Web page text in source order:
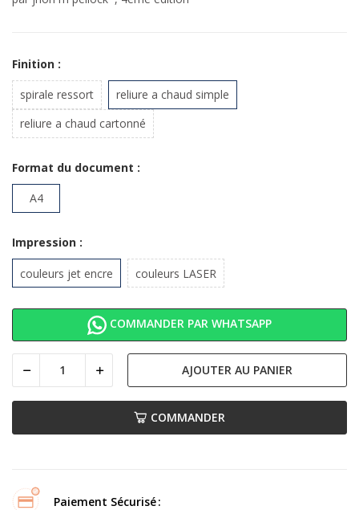
Finition :
spirale ressort
reliure a chaud simple
reliure a chaud cartonné
Format du document :
A4
Impression :
couleurs jet encre couleurs LASER
COMMANDER PAR WHATSAPP
AJOUTER AU PANIER
COMMANDER
Paiement Sécurisé